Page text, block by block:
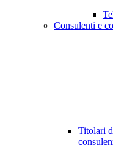
Consulenti e
Titolari